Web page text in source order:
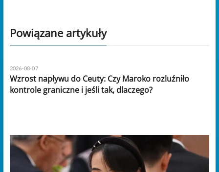
Powiązane artykuły
2026-08-07
Wzrost napływu do Ceuty: Czy Maroko rozluźniło
kontrole graniczne i jeśli tak, dlaczego?